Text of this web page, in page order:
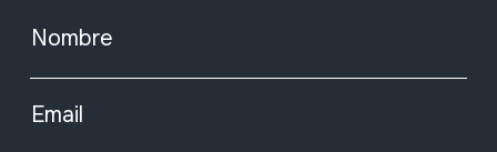
Nombre
Email